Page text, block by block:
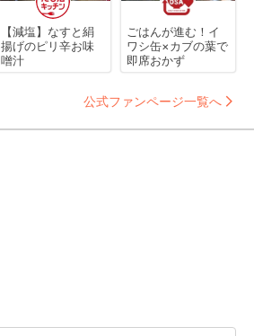
【減塩】なすと絹
揚げのピリ辛お味
噌汁
ごはんが進む！イ
ワシ缶×カブの葉で
即席おかず
公式ファンページ一覧へ